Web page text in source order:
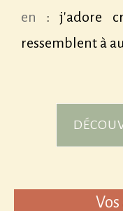
en : j'adore
ressemblent à